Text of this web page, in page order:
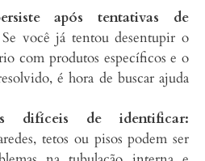
após tentativas de
Se você já tentou desentupir o
com produtos específicos e o
é hora de buscar ajuda
difíceis de identificar:
tetos ou pisos podem ser